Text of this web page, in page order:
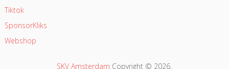
Tiktok
SponsorKliks
Webshop
SKV Amsterdam Copyright © 2026.